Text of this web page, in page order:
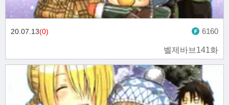
벨제바브141화
20.07.13(0) 6160